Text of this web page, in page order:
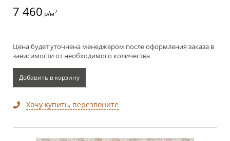
7 460 р/м2
Цена будет уточнена менеджером после оформления заказа в
зависимости от необходимого количества
Добавить в корзину
Хочу купить, перезвоните